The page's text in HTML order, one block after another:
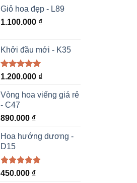
Giỏ hoa đẹp - L89
1.100.000 ₫
Khởi đầu mới - K35
Được xếp
5 sao
1.200.000 ₫
Vòng hoa viếng giá rẻ
- C47
890.000 ₫
Hoa hướng dương -
D15
Được xếp
450.000 ₫